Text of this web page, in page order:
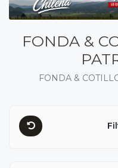
FONDA &
FONDA &